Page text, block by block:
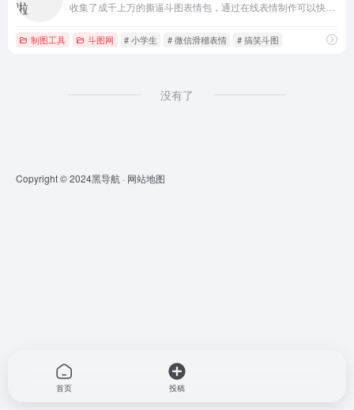
制图工具 斗图网 # 小学生 # 微信滑稽表情 # 搞笑斗图
没有了
Copyright © 2024黑导航 · 网站地图
首页 投稿